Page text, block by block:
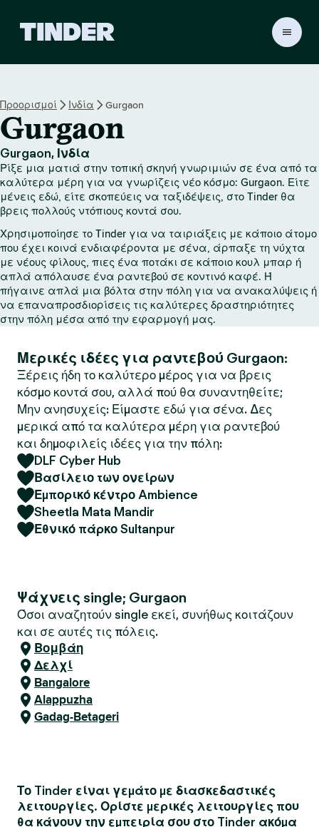
ή
σ
ε
ί
δ
α
T
n
d
e
r
Προορισμοί Ινδία Gurgaon
Gurgaon
Gurgaon, Ινδία
Ρίξε μια ματιά στην τοπική σκηνή γνωριμιών σε ένα από τα
καλύτερα μέρη για να γνωρίζεις νέο κόσμο: Gurgaon. Είτε
μένεις εδώ, είτε σκοπεύεις να ταξιδέψεις, στο Tinder θα
βρεις πολλούς ντόπιους κοντά σου.
Χρησιμοποίησε το Tinder για να ταιριάξεις με κάποιο άτομο
που έχει κοινά ενδιαφέροντα με σένα, άρπαξε τη νύχτα
με νέους φίλους, πιες ένα ποτάκι σε κάποιο κουλ μπαρ ή
απλά απόλαυσε ένα ραντεβού σε κοντινό καφέ. Ή
πήγαινε απλά μια βόλτα στην πόλη για να ανακαλύψεις ή
να επαναπροσδιορίσεις τις καλύτερες δραστηριότητες
στην πόλη μέσα από την εφαρμογή μας.
Μερικές ιδέες για ραντεβού Gurgaon:
Ξέρεις ήδη το καλύτερο μέρος για να βρεις
κόσμο κοντά σου, αλλά πού θα συναντηθείτε;
Μην ανησυχείς: Είμαστε εδώ για σένα. Δες
μερικά από τα καλύτερα μέρη για ραντεβού
και δημοφιλείς ιδέες για την πόλη:
DLF Cyber Hub
Βασίλειο των ονείρων
Εμπορικό κέντρο Ambience
Sheetla Mata Mandir
Εθνικό πάρκο Sultanpur
Ψάχνεις single; Gurgaon
Όσοι αναζητούν single εκεί, συνήθως κοιτάζουν
και σε αυτές τις πόλεις.
Βομβάη
Δελχί
Bangalore
Alappuzha
Gadag-Betageri
Το Tinder είναι γεμάτο με διασκεδαστικές
λειτουργίες. Ορίστε μερικές λειτουργίες που
θα κάνουν την εμπειρία σου στο Tinder ακόμα